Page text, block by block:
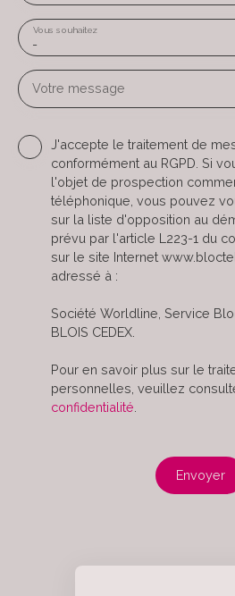
-
Vous souhaitez
Votre message
J'accepte le traitement de
conformément au RGPD. Si
l'objet de prospection
téléphonique, vous pouvez
sur la liste d'opposition au
prévu par l'article L223-1 du
sur le site Internet
adressé à :
Société Worldline, Service
BLOIS CEDEX.
Pour en savoir plus sur le
personnelles, veuillez
confidentialité
Envoyer